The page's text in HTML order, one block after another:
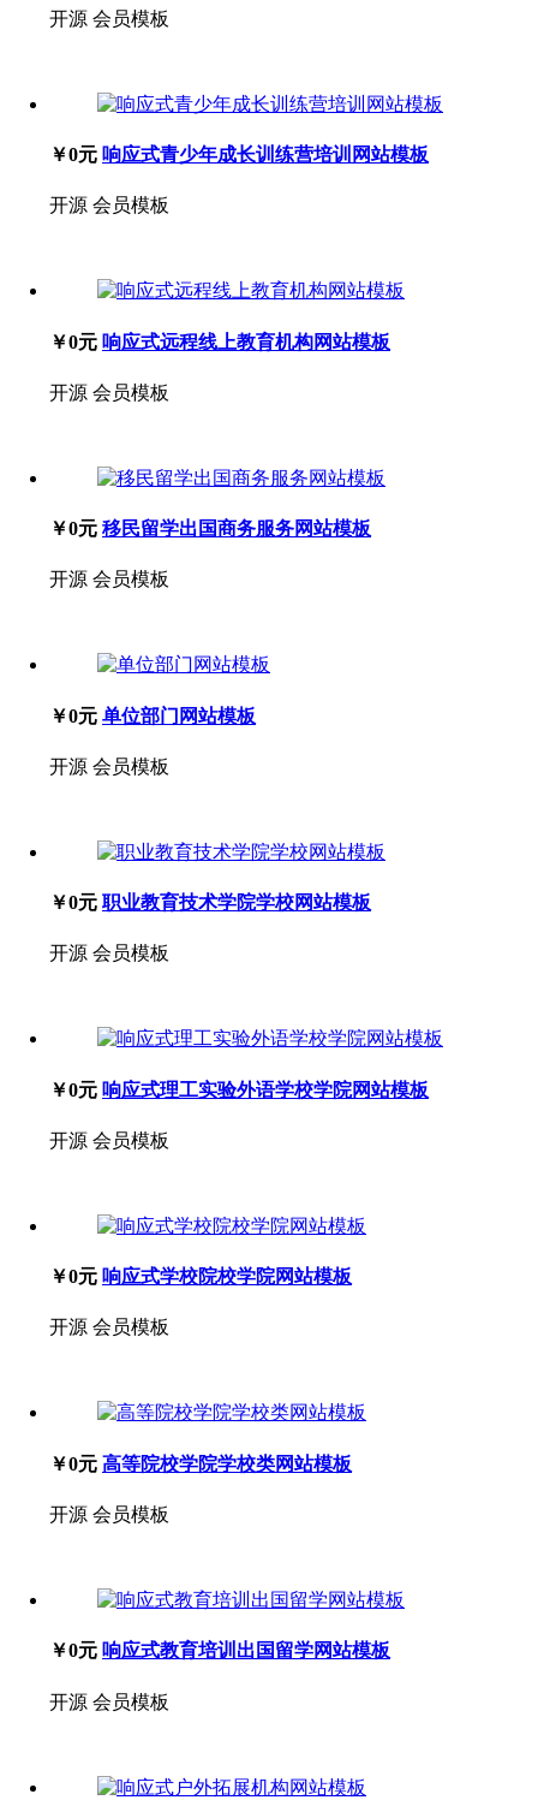
开源 会员模板
￥0元 响应式青少年成长训练营培训网站模板
开源 会员模板
￥0元 响应式远程线上教育机构网站模板
开源 会员模板
￥0元 移民留学出国商务服务网站模板
开源 会员模板
￥0元 单位部门网站模板
开源 会员模板
￥0元 职业教育技术学院学校网站模板
开源 会员模板
￥0元 响应式理工实验外语学校学院网站模板
开源 会员模板
￥0元 响应式学校院校学院网站模板
开源 会员模板
￥0元 高等院校学院学校类网站模板
开源 会员模板
￥0元 响应式教育培训出国留学网站模板
开源 会员模板